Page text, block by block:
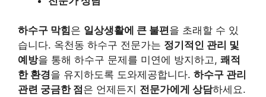
하수구 막힘은 일상생활에 큰 불편을 초래할 수 있
습니다. 옥천동 하수구 전문가는 정기적인 관리 및
예방을 통해 하수구 문제를 미연에 방지하고, 쾌적
한 환경을 유지하도록 도와제공합니다. 하수구 관리
관련 궁금한 점 은 언제든지 전문가에게 상담하세요.